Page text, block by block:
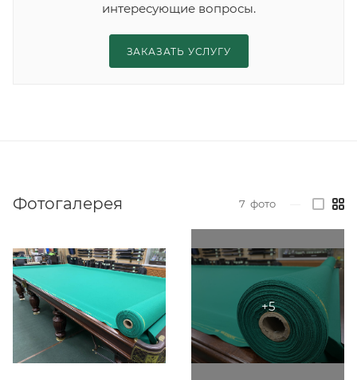
интересующие вопросы.
ЗАКАЗАТЬ УСЛУГУ
Фотогалерея 7 фото